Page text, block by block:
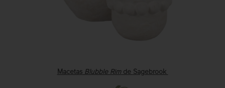
MacetasBlubble Rimde Sagebrook